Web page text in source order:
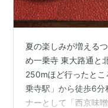
夏の楽しみが増える
め一乗寺 東大路通と
250mほど行ったと
乗寺駅」から徒歩6分
ナーとして「西京味